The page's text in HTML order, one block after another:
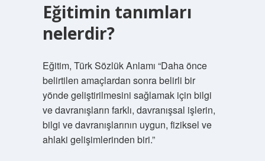
Eğitimin tanımları
nelerdir?
Eğitim, Türk Sözlük Anlamı “Daha önce
belirtilen amaçlardan sonra belirli bir
yönde geliştirilmesini sağlamak için bilgi
ve davranışların farklı, davranışsal işlerin,
bilgi ve davranışlarının uygun, fiziksel ve
ahlaki gelişimlerinden biri.”